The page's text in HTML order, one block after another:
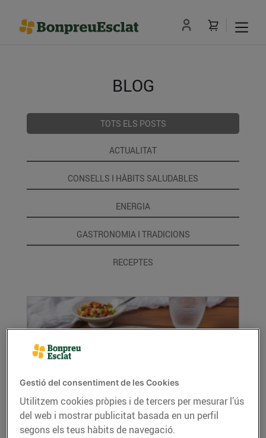
BLOG
TOTS ELS POSTS
ACTUALITAT
CONSELLS I HÀBITS SALUDABLES
ENERGIA
GASTRONOMIA I TRADICIONS
RECEPTES
Lluç amb parmentier
07/de juny/2022
Gestió del consentiment de les Cookies
Utilitzem cookies pròpies i de tercers per mesurar l’ús
del web i mostrar publicitat basada en un perfil
segons els teus hàbits de navegació.